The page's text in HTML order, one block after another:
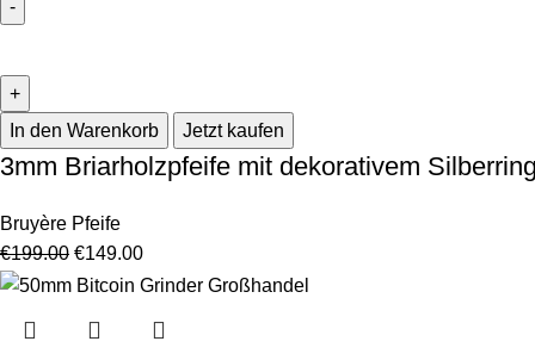
In den Warenkorb Jetzt kaufen
3mm Briarholzpfeife mit dekorativem Silberring
Bruyère Pfeife
€199.00 €149.00